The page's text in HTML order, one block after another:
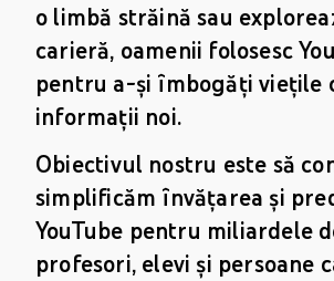
o limbă străină sau
carieră, oamenii folosesc
pentru a-și îmbogăți viețile
informații noi.
Obiectivul nostru este să
simplificăm învățarea și
YouTube pentru miliardele
profesori, elevi și persoane